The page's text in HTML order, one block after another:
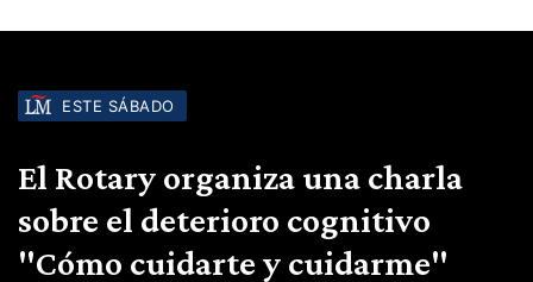
ESTE SÁBADO
El Rotary organiza una charla
sobre el deterioro cognitivo
"Cómo cuidarte y cuidarme"